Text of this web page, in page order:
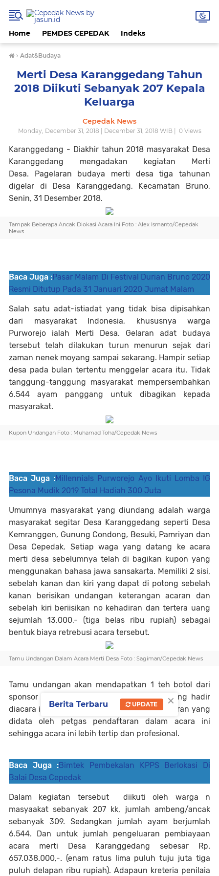
Home PEMDES CEPEDAK Indeks
› Adat&Budaya
Merti Desa Karanggedang Tahun
2018 Diikuti Sebanyak 207 Kepala
Keluarga
Cepedak News
Monday, December 31, 2018 | December 31, 2018 WIB | 0Views
Karanggedang - Diakhir tahun 2018 masyarakat Desa
Karanggedang mengadakan kegiatan Merti
Desa. Pagelaran budaya merti desa tiga tahunan
digelar di Desa Karanggedang, Kecamatan Bruno,
Senin, 31 Desember 2018.
Tampak Beberapa Ancak Diokasi Acara Ini Foto : Alex Ismanto/Cepedak
News
Baca Juga :Pasar Malam Di Festival Durian Bruno 2020
Resmi Ditutup Pada 31 Januari 2020 Jumat Malam
Salah satu adat-istiadat yang tidak bisa dipisahkan
dari masyarakat Indonesia, khususnya warga
Purworejo ialah Merti Desa. Gelaran adat budaya
tersebut telah dilakukan turun menurun sejak dari
zaman nenek moyang sampai sekarang. Hampir setiap
desa pada bulan tertentu menggelar acara itu. Tidak
tanggung-tanggung masyarakat mempersembahkan
6.544 ayam panggang untuk dibagikan kepada
masyarakat.
Kupon Undangan Foto : Muhamad Toha/Cepedak News
Baca Juga :Millennials Purworejo Ayo Ikuti Lomba IG
Pesona Mudik 2019 Total Hadiah 300 Juta
Umumnya masyarakat yang diundang adalah warga
masyarakat segitar Desa Karanggedang seperti Desa
Kemranggen, Gunung Condong, Besuki, Pamriyan dan
Desa Cepedak. Setiap waga yang datang ke acara
merti desa sebelumnya telah di bagikan kupon yang
menggunakan bahasa jawa sansakarta. Memiliki 2 sisi,
sebelah kanan dan kiri yang dapat di potong sebelah
kanan berisikan undangan keterangan acaran dan
sebelah kiri beriisikan no kehadiran dan tertera uang
sejumlah 13.000,- (tiga belas ribu rupiah) sebagai
bentuk biaya retrebusi acara tersebut.
Tamu Undangan Dalam Acara Merti Desa Foto : Sagiman/Cepedak News
Tamu undangan akan mendapatkan 1 teh botol dari
sponsor acara tersebut. Tamu undangan yang hadir
diacara ini juga mendapat nomor urut kehadiran yang
didata oleh petgas pendaftaran dalam acara ini
sehingga acara ini lebih tertip dan profesional.
Baca Juga :Bimtek Pembekalan KPPS Berlokasi Di
Balai Desa Cepedak
Dalam kegiatan tersebut diikuti oleh warga n
masyaakat sebanyak 207 kk, jumlah ambeng/ancak
sebanyak 309. Sedangkan jumlah ayam berjumlah
6.544. Dan untuk jumlah pengeluaran pembiayaan
acara merti Desa Karanggedang sebesar Rp.
657.038.000,-. (enam ratus lima puluh tuju juta tiga
puluh delapan ribu rupiah). Adapaun kreteria penilaia
×
Berita Terbaru UPDATE